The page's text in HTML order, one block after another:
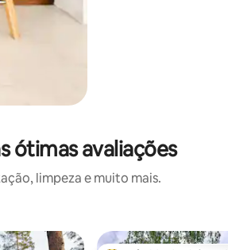
ótimas avaliações
limpeza e muito mais.